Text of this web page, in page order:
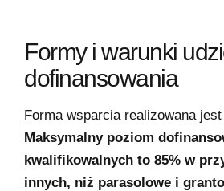
Formy i warunki
dofinansowania
Forma wsparcia realizowana
Maksymalny poziom
kwalifikowalnych to 85% w
innych, niż parasolowe i